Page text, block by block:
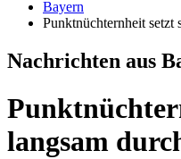
Bayern
Punktnüchternheit setzt
Nachrichten aus
langsam